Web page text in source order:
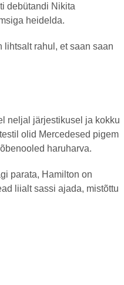
debütandi Nikita
heidelda.
lihtsalt rahul, et saan saan
neljal järjestikusel ja kokku
olid Mercedesed pigem
haruharva.
parata, Hamilton on
liialt sassi ajada, mistõttu